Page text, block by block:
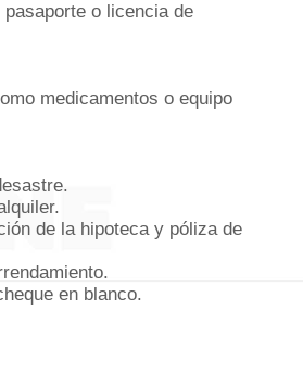
o licencia de
medicamentos o equipo
de la hipoteca y póliza de
en blanco.